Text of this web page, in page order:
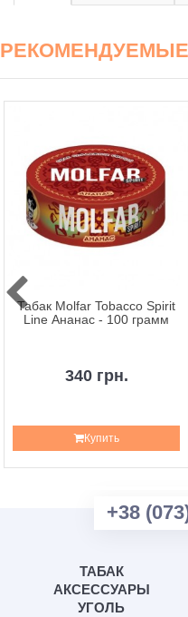
Табак Molfar Tobacco Spirit
Line Ананас - 100 грамм
340 грн.
Купить
+38
ТАБАК
АКСЕССУАРЫ
УГОЛЬ